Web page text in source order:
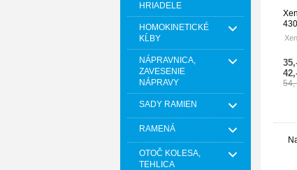
HRIADELE
HOMOKINETICKÉ
KĹBY
NÁPRAVNICA,
ZAVESENIE
NÁPRAVY
SADY RAMIEN
RAMENÁ
OTOČ KOLESA,
TEHLICA
M-